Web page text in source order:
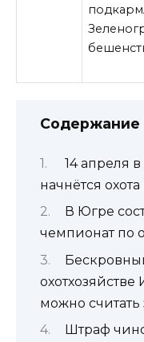
Содержание
14 апреля
начнётся
В Югре
чемпионат по
можно
Штраф